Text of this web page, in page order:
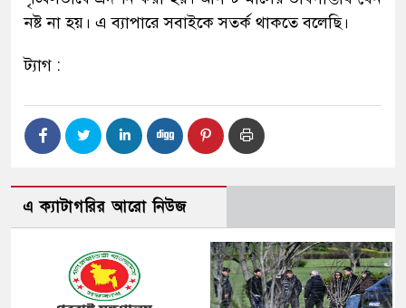
নষ্ট না হয়। এ ব্যাপারে সবাইকে সতর্ক থাকতে বলেছি।
ট্যাগ :
এ ক্যাটাগরির আরো নিউজ